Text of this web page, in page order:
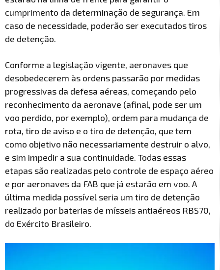
cumprimento da determinação de segurança. Em
caso de necessidade, poderão ser executados tiros
de detenção.
Conforme a legislação vigente, aeronaves que
desobedecerem às ordens passarão por medidas
progressivas da defesa aéreas, começando pelo
reconhecimento da aeronave (afinal, pode ser um
voo perdido, por exemplo), ordem para mudança de
rota, tiro de aviso e o tiro de detenção, que tem
como objetivo não necessariamente destruir o alvo,
e sim impedir a sua continuidade. Todas essas
etapas são realizadas pelo controle de espaço aéreo
e por aeronaves da FAB que já estarão em voo. A
última medida possível seria um tiro de detenção
realizado por baterias de mísseis antiaéreos RBS70,
do Exército Brasileiro.